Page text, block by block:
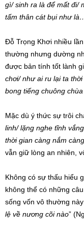
gì/ sinh ra là để mất đi/
tấm thân cát bụi như
Đỗ Trọng Khơi nhiều
thường nhưng dường
được bản tính tốt lành
chơi/ như ai ru lại ta
bong tiếng chuông
Mặc dù ý thức sự trôi
linh/ lặng nghe tĩnh
thời gian càng nắm
vẫn giữ lòng an nhiên,
Không có sự thấu hiểu
không thể có những
sống vốn vô thường
lệ về nương cõi nào”